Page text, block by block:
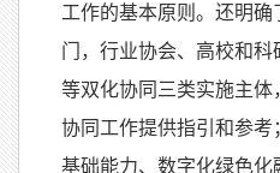
工作的基本原则。还明
门，行业协会、高校和
等双化协同三类实施主
协同工作提供指引和参
基础能力、数字化绿色